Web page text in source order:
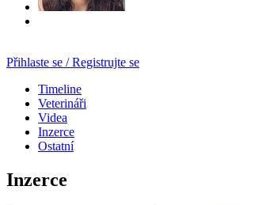
Přihlaste se / Registrujte se
Timeline
Veterináři
Videa
Inzerce
Ostatní
Inzerce